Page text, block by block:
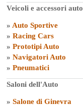
Veicoli e accessori auto
» Auto Sportive
» Racing Cars
» Prototipi Auto
» Navigatori Auto
» Pneumatici
Saloni dell'Auto
» Salone di Ginevra